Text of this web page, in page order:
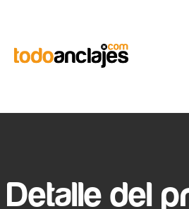
Detalle del